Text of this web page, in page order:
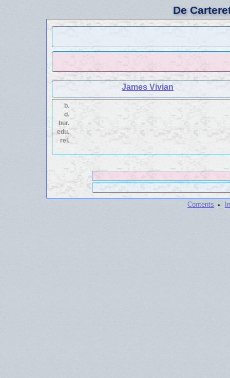
De
James Vivian
b.
d.
bur.
edu.
rel.
Contents ·